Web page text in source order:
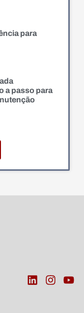
para
a passo para